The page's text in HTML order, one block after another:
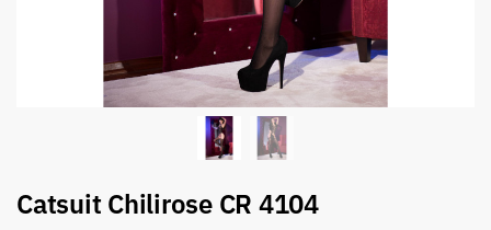
Catsuit Chilirose CR 4104